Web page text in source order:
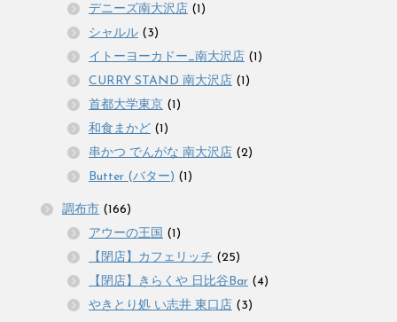
デニーズ南大沢店 (1)
シャルル (3)
イトーヨーカドー_南大沢店 (1)
CURRY STAND 南大沢店 (1)
首都大学東京 (1)
和食まかど (1)
串かつ でんがな 南大沢店 (2)
Butter (バター) (1)
調布市 (166)
アウーの王国 (1)
【閉店】カフェリッチ (25)
【閉店】きらくや 日比谷Bar (4)
やきとり処 い志井 東口店 (3)